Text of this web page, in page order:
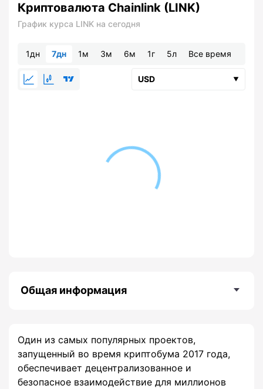
Криптовалюта Chainlink (LINK)
1дн 7дн 1м 3м 6м 1г 5л Все время
График курса LINK на сегодня
Общая информация
Один из самых популярных проектов,
запущенный во время криптобума 2017 года,
обеспечивает децентрализованное и
безопасное взаимодействие для миллионов